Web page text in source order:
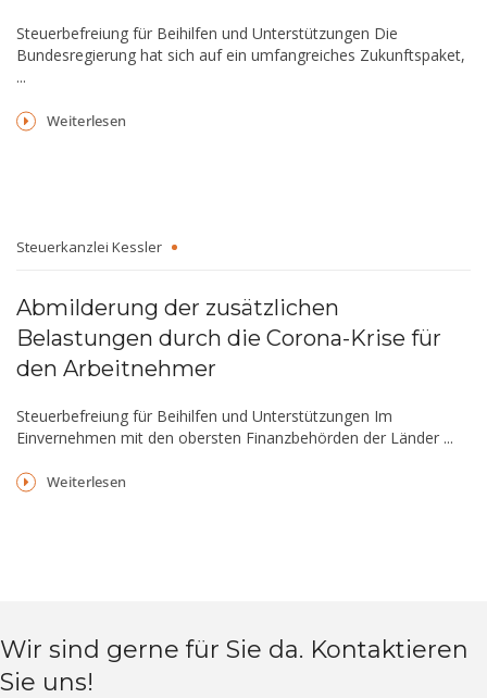
Steuerbefreiung für Beihilfen und Unterstützungen Die
Bundesregierung hat sich auf ein umfangreiches Zukunftspaket,
...
Weiterlesen
Steuerkanzlei Kessler
Abmilderung der zusätzlichen
Belastungen durch die Corona-Krise für
den Arbeitnehmer
Steuerbefreiung für Beihilfen und Unterstützungen Im
Einvernehmen mit den obersten Finanzbehörden der Länder ...
Weiterlesen
Wir sind gerne für Sie da. Kontaktieren
Sie uns!